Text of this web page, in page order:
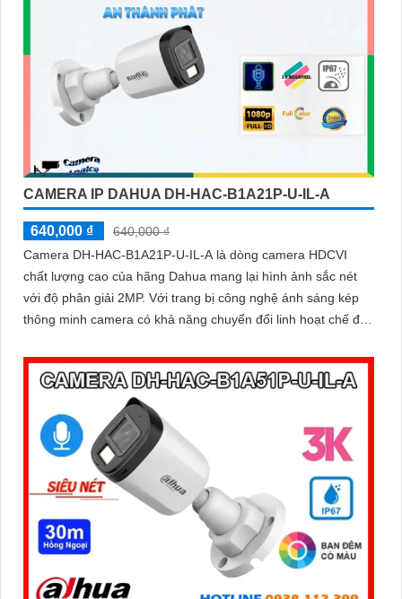
CAMERA IP DAHUA DH-HAC-B1A21P-U-IL-A
640,000 ₫
640,000 ₫
Camera DH-HAC-B1A21P-U-IL-A là dòng camera HDCVI
chất lượng cao của hãng Dahua mang lại hình ảnh sắc nét
với độ phân giải 2MP. Với trang bị công nghệ ánh sáng kép
thông minh camera có khả năng chuyển đổi linh hoạt chế độ
20m đảm bảo an ninh hiệu quả